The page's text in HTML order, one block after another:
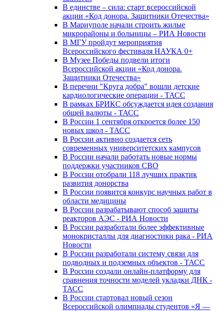
В единстве – сила: старт всероссийской
акции «Код донора. Защитники Отечества»
В Мариуполе начали строить жилые
микрорайоны и больницы – РИА Новости
В МГУ пройдут мероприятия
Всероссийского фестиваля НАУКА 0+
В Музее Победы подвели итоги
Всероссийской акции «Код донора.
Защитники Отечества»
В перечни "Круга добра" вошли детские
кардиологические операции - ТАСС
В рамках БРИКС обсуждается идея создания
общей валюты - ТАСС
В России 1 сентября откроется более 150
новых школ - ТАСС
В России активно создается сеть
современных университетских кампусов
В России начали работать новые нормы
поддержки участников СВО
В России отобрали 118 лучших практик
развития донорства
В России появится конкурс научных работ в
области медицины
В России разрабатывают способ защиты
реакторов АЭС - РИА Новости
В России разработали более эффективные
монокристаллы для диагностики рака - РИА
Новости
В России разработали систему связи для
подводных и подземных объектов - ТАСС
В России создали онлайн-платформу для
сравнения точности моделей укладки ДНК -
ТАСС
В России стартовал новый сезон
Всероссийской олимпиады студентов «Я —